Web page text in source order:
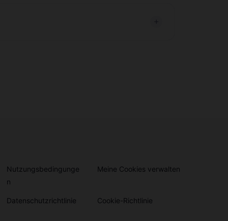
Nutzungsbedingunge
n
Meine Cookies verwalten
Datenschutzrichtlinie Cookie-Richtlinie